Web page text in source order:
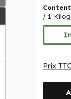
passer
fourni
une
des
/ 1
Prix